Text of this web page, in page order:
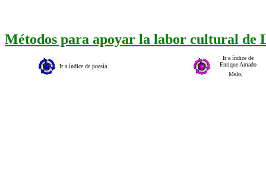
Métodos para apoyar la labor cultural de
Ir a índice de poesía
Ir a índice de
Enrique Amado
Melo,